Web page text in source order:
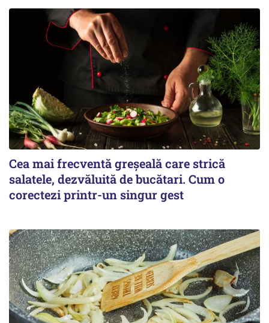
Cea mai frecventă greșeală care strică
salatele, dezvăluită de bucătari. Cum o
corectezi printr-un singur gest